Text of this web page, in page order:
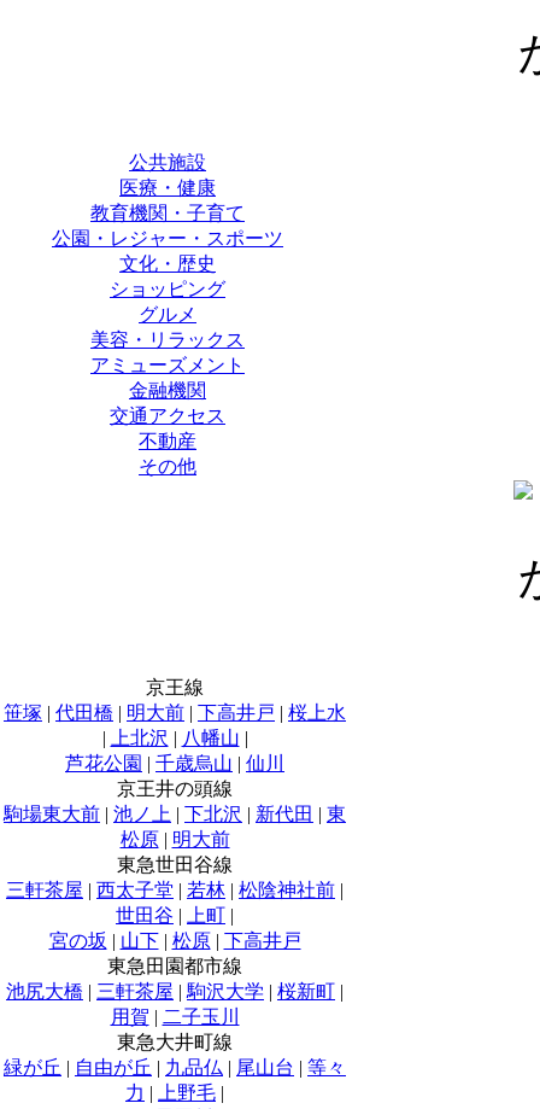
公共施設
医療・健康
教育機関・子育て
公園・レジャー・スポーツ
文化・歴史
ショッピング
グルメ
美容・リラックス
アミューズメント
金融機関
交通アクセス
不動産
その他
京王線
笹塚 | 代田橋 | 明大前 | 下高井戸 | 桜上水
|
上北沢 | 八幡山 |
芦花公園 | 千歳烏山 | 仙川
京王井の頭線
駒場東大前 | 池ノ上 | 下北沢 | 新代田 | 東
松原| 明大前
東急世田谷線
三軒茶屋 | 西太子堂 | 若林 | 松陰神社前 |
世田谷 | 上町 |
宮の坂 | 山下| 松原| 下高井戸
東急田園都市線
池尻大橋 | 三軒茶屋 | 駒沢大学 | 桜新町 |
用賀 | 二子玉川
東急大井町線
緑が丘 | 自由が丘 | 九品仏 | 尾山台 | 等々
力 | 上野毛 |